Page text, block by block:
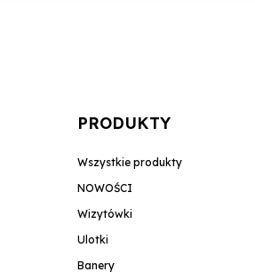
PRODUKTY
Wszystkie produkty
NOWOŚCI
Wizytówki
Ulotki
Banery